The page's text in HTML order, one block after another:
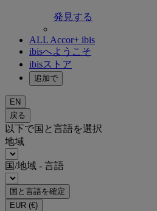
発見する
ALL Accor+ ibis
ibisへようこそ
ibisストア
追加で
EN
戻る
以下で国と言語を選択
地域
国/地域 - 言語
国と言語を確定
EUR (€)